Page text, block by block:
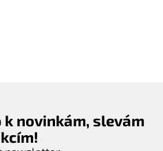
novinkám, slevám